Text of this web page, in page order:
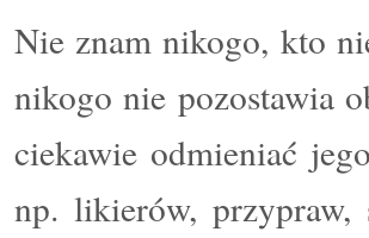
Nie znam nikogo, kto
nikogo nie pozostawia
ciekawie odmieniać
np. likierów, przypraw,